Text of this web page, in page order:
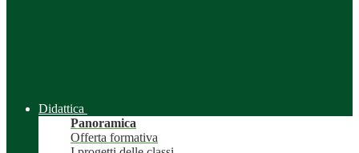
Didattica
Panoramica
Offerta formativa